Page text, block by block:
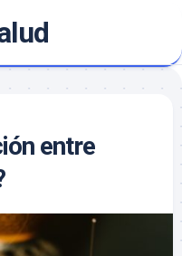
entre